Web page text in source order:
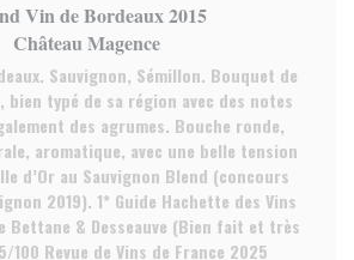
Vin de Bordeaux 2015
Château Magence
Sauvignon, Sémillon. Bouquet de
typé de sa région avec des notes
des agrumes. Bouche ronde,
aromatique, avec une belle tension
d’Or au Sauvignon Blend (concours
2019). 1* Guide Hachette des Vins
Bettane & Desseauve (Bien fait et très
100 Revue de Vins de France 2025